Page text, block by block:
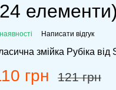
елементи)
Написати відгук
змійка Рубіка
грн 121 грн